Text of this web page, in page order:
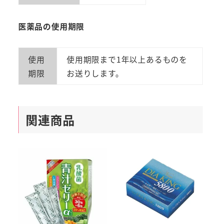
医薬品の使用期限
使用
期限
使用期限まで1年以上あるものを
お送りします。
関連商品